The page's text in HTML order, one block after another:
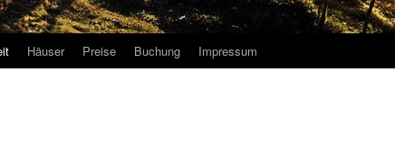
Häuser Preise Buchung Impressum